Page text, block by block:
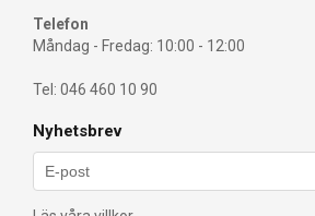
Telefon
Måndag - Fredag: 10:00 - 12:00
Tel: 046 460 10 90
Nyhetsbrev